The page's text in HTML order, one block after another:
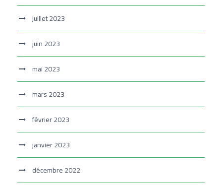
juillet 2023
juin 2023
mai 2023
mars 2023
février 2023
janvier 2023
décembre 2022